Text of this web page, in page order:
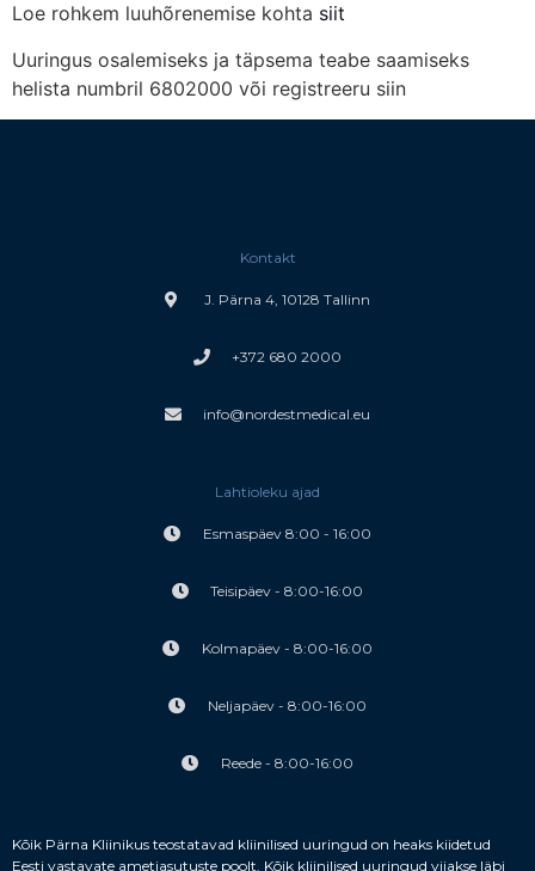
Loe rohkem luuhõrenemise kohta siit
Uuringus osalemiseks ja täpsema teabe saamiseks
helista numbril 6802000 või registreeru siin
Kontakt
J. Pärna 4, 10128 Tallinn
+372 680 2000
info@nordestmedical.eu
Lahtioleku ajad
Esmaspäev 8:00 - 16:00
Teisipäev - 8:00-16:00
Kolmapäev - 8:00-16:00
Neljapäev - 8:00-16:00
Reede - 8:00-16:00
Kõik Pärna Kliinikus teostatavad kliinilised uuringud on heaks kiidetud
Eesti vastavate ametiasutuste poolt. Kõik kliinilised uuringud viiakse läbi